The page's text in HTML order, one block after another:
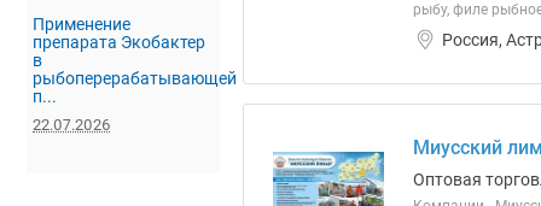
Применение
препарата Экобактер
в
рыбоперерабатывающей
п...
22.07.2026
рыбу, филе
Россия,
Миусский
Оптовая